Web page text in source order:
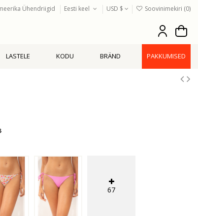
Ühendriigid Eesti keel USD $ Soovinimekiri (0)
LASTELE KODU BRÄND PAKKUMISED
67